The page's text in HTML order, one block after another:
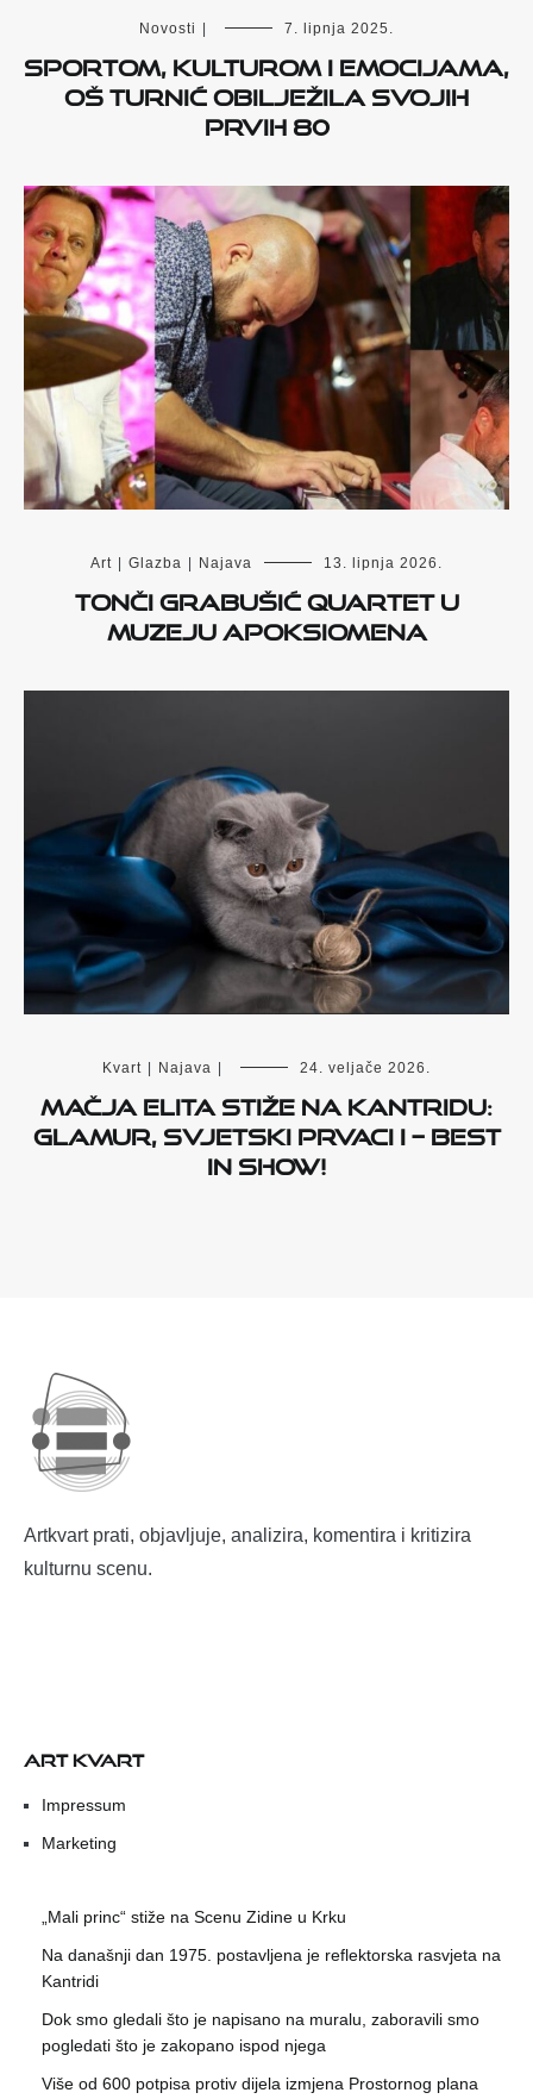
Novosti 7. lipnja 2025.
Sportom, kulturom i emocijama,
OŠ Turnić obilježila svojih
prvih 80
Art Glazba Najava 13. lipnja 2026.
Tonči Grabušić Quartet u
Muzeju Apoksiomena
Kvart Najava 24. veljače 2026.
Mačja elita stiže na Kantridu:
glamur, svjetski prvaci i – Best
in Show!
Artkvart prati, objavljuje, analizira, komentira i kritizira
kulturnu scenu.
ART KVART
Impressum
Marketing
„Mali princ“ stiže na Scenu Zidine u Krku
Na današnji dan 1975. postavljena je reflektorska rasvjeta na
Kantridi
Dok smo gledali što je napisano na muralu, zaboravili smo
pogledati što je zakopano ispod njega
Više od 600 potpisa protiv dijela izmjena Prostornog plana